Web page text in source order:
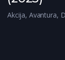
Akcija, Avantura,